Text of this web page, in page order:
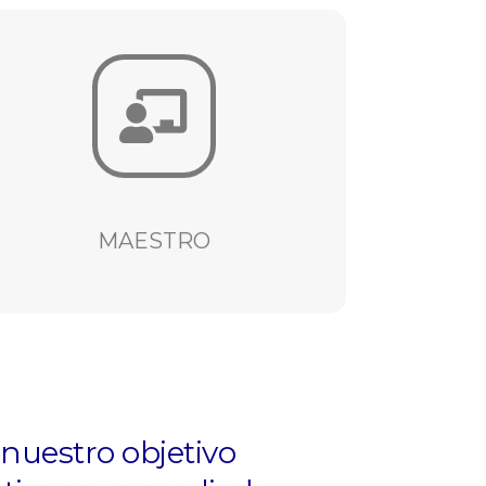
MAESTRO
de asesoría IN-HOUSE
VER
objetivo